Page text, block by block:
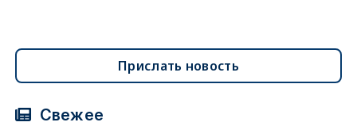
Прислать новость
Свежее